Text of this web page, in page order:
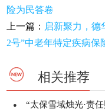
险为民答卷
上一篇： 启新聚力，德
2号”中老年特定疾病保
相关推荐
● “太保雪域烛光·责